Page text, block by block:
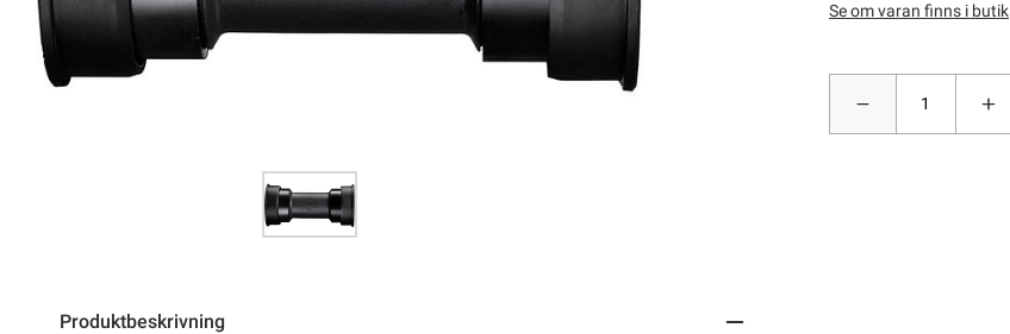
Produktbeskrivning
Se om varan finns i butik